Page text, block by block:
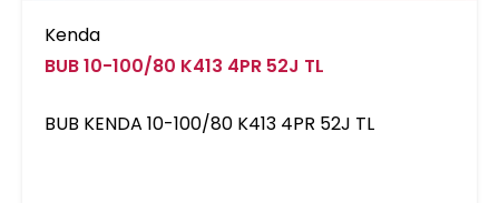
Kenda
BUB 10-100/80 K413 4PR 52J TL
BUB KENDA 10-100/80 K413 4PR 52J TL